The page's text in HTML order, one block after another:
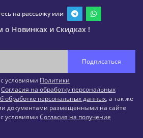
на рассылку или
Новинках и Скидках !
Подписаться
условиями Политики
Согласия на обработку персональных
обработке персональных данных, а так же
документами размещенными на сайте
условиями Согласия на получение